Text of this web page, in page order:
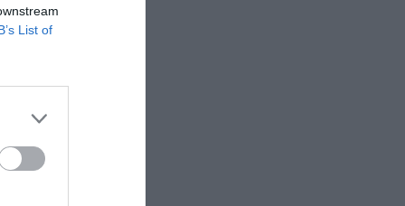
List of